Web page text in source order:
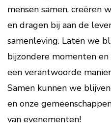
mensen samen, creëren
en dragen bij aan de
samenleving. Laten we
bijzondere momenten
een verantwoorde
Samen kunnen we
en onze
van evenementen!